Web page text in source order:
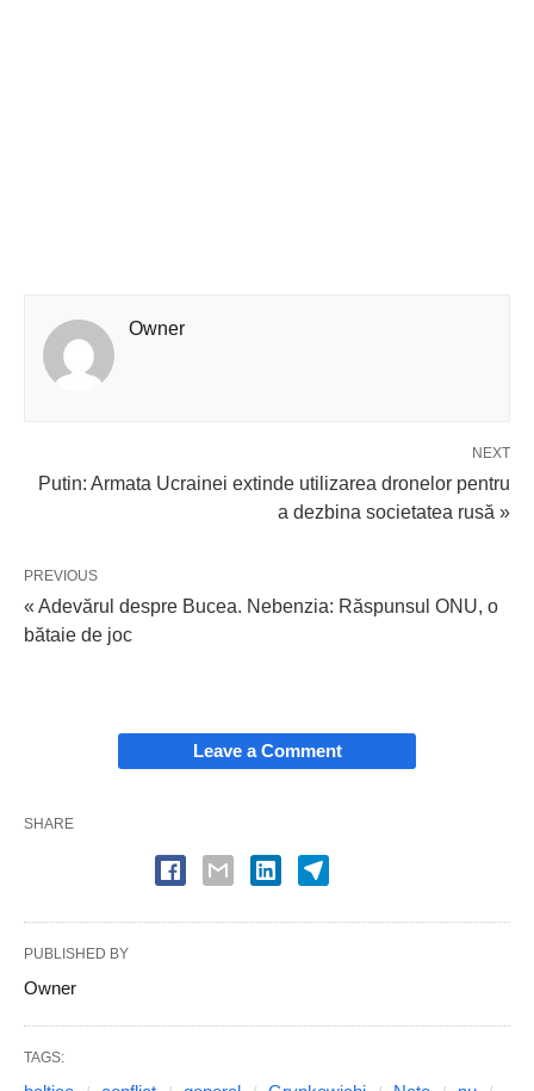
Owner
NEXT
Putin: Armata Ucrainei extinde utilizarea dronelor pentru
a dezbina societatea rusă »
PREVIOUS
« Adevărul despre Bucea. Nebenzia: Răspunsul ONU, o
bătaie de joc
Leave a Comment
SHARE
PUBLISHED BY
Owner
TAGS: